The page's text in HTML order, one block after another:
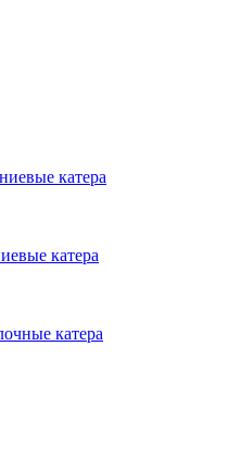
катера
катера
катера